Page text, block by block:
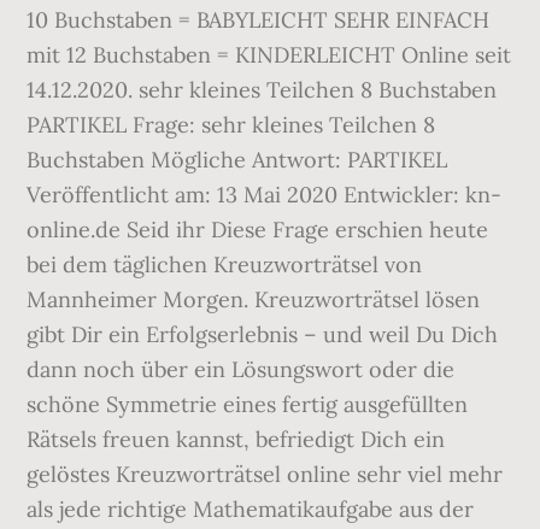
10 Buchstaben = BABYLEICHT SEHR EINFACH
mit 12 Buchstaben = KINDERLEICHT Online seit
14.12.2020. sehr kleines Teilchen 8 Buchstaben
PARTIKEL Frage: sehr kleines Teilchen 8
Buchstaben Mögliche Antwort: PARTIKEL
Veröffentlicht am: 13 Mai 2020 Entwickler: kn-
online.de Seid ihr Diese Frage erschien heute
bei dem täglichen Kreuzworträtsel von
Mannheimer Morgen. Kreuzworträtsel lösen
gibt Dir ein Erfolgserlebnis – und weil Du Dich
dann noch über ein Lösungswort oder die
schöne Symmetrie eines fertig ausgefüllten
Rätsels freuen kannst, befriedigt Dich ein
gelöstes Kreuzworträtsel online sehr viel mehr
als jede richtige Mathematikaufgabe aus der